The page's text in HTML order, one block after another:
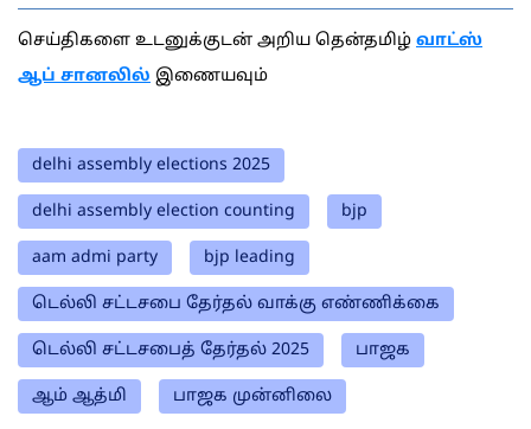
செய்திகளை உடனுக்குடன் அறிய தென்தமிழ் வாட்ஸ்
ஆப் சானலில் இணையவும்
delhi assembly elections 2025
delhi assembly election counting bjp
aam admi party bjp leading
டெல்லி சட்டசபை தேர்தல் வாக்கு எண்ணிக்கை
டெல்லி சட்டசபைத் தேர்தல் 2025 பாஜக
ஆம் ஆத்மி பாஜக முன்னிலை